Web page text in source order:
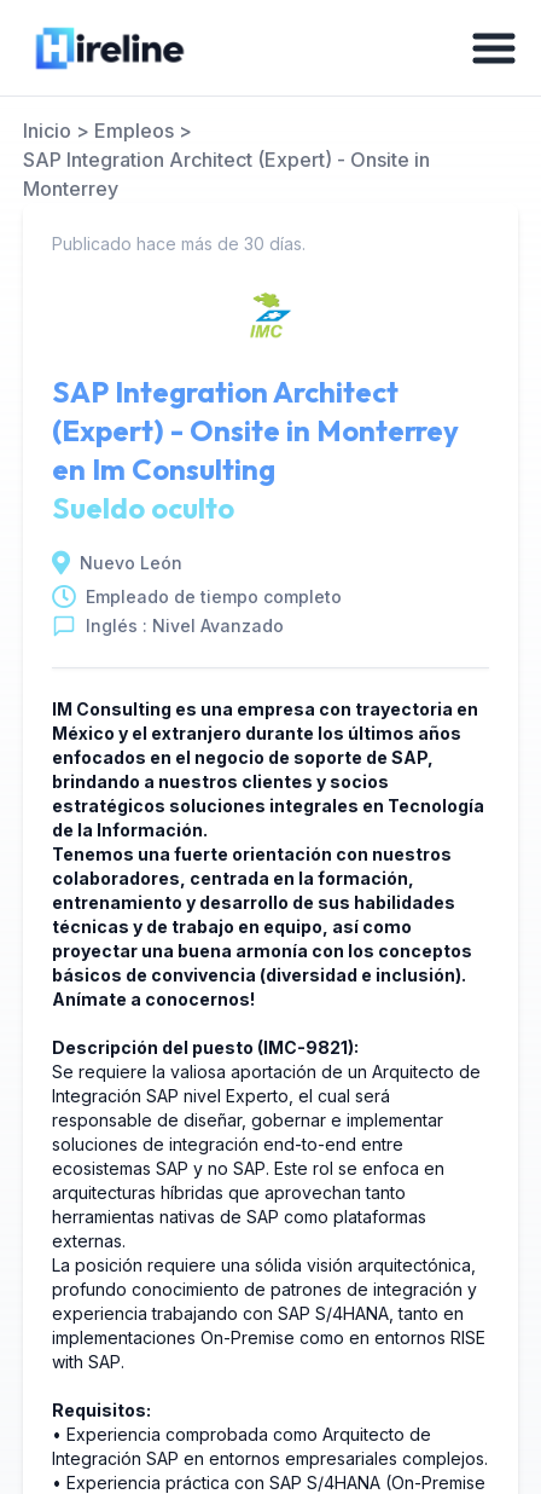
Inicio > Empleos>
SAP Integration Architect (Expert) - Onsite in
Monterrey
Publicado hace más de 30 días.
SAP Integration Architect
(Expert) - Onsite in Monterrey
en Im Consulting
Sueldo oculto
Nuevo León
Empleado de tiempo completo
Inglés : Nivel Avanzado
IM Consulting es una empresa con trayectoria en
México y el extranjero durante los últimos años
enfocados en el negocio de soporte de SAP,
brindando a nuestros clientes y socios
estratégicos soluciones integrales en Tecnología
de la Información.
Tenemos una fuerte orientación con nuestros
colaboradores, centrada en la formación,
entrenamiento y desarrollo de sus habilidades
técnicas y de trabajo en equipo, así como
proyectar una buena armonía con los conceptos
básicos de convivencia (diversidad e inclusión).
Anímate a conocernos!
Descripción del puesto (IMC-9821):
Se requiere la valiosa aportación de un Arquitecto de
Integración SAP nivel Experto, el cual será
responsable de diseñar, gobernar e implementar
soluciones de integración end-to-end entre
ecosistemas SAP y no SAP. Este rol se enfoca en
arquitecturas híbridas que aprovechan tanto
herramientas nativas de SAP como plataformas
externas.
La posición requiere una sólida visión arquitectónica,
profundo conocimiento de patrones de integración y
experiencia trabajando con SAP S/4HANA, tanto en
implementaciones On-Premise como en entornos RISE
with SAP.
Requisitos:
• Experiencia comprobada como Arquitecto de
Integración SAP en entornos empresariales complejos.
• Experiencia práctica con SAP S/4HANA (On-Premise